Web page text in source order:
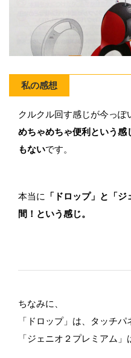
私の感想
クルクル回す感じが今っぽ
めちゃめちゃ便利という
もないです。
本当に 「ドロップ」と「
間！という感じ。
ちなみに、
「ドロップ」は、タッチパ
「ジェニオ２プレミアム